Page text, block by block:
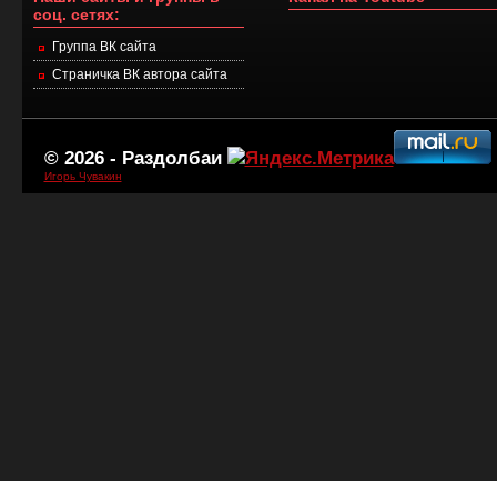
соц. сетях:
Группа ВК сайта
Страничка ВК автора сайта
© 2026 - Раздолбаи
Игорь Чувакин